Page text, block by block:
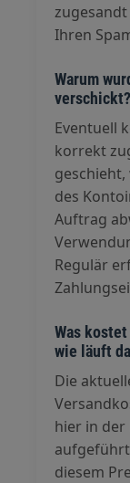
Ihren
Warum
verschickt?
Eventuell
korrekt
des
Auftrag
Regulär
Was
wie läuft
Die
hier in der
diesem